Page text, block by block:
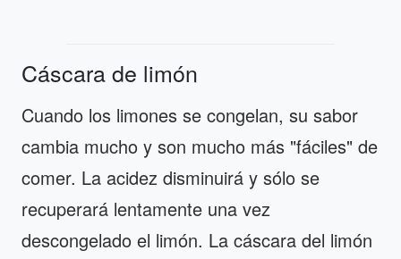
Cáscara de limón
Cuando los limones se congelan, su sabor
cambia mucho y son mucho más "fáciles" de
comer. La acidez disminuirá y sólo se
recuperará lentamente una vez
descongelado el limón. La cáscara del limón